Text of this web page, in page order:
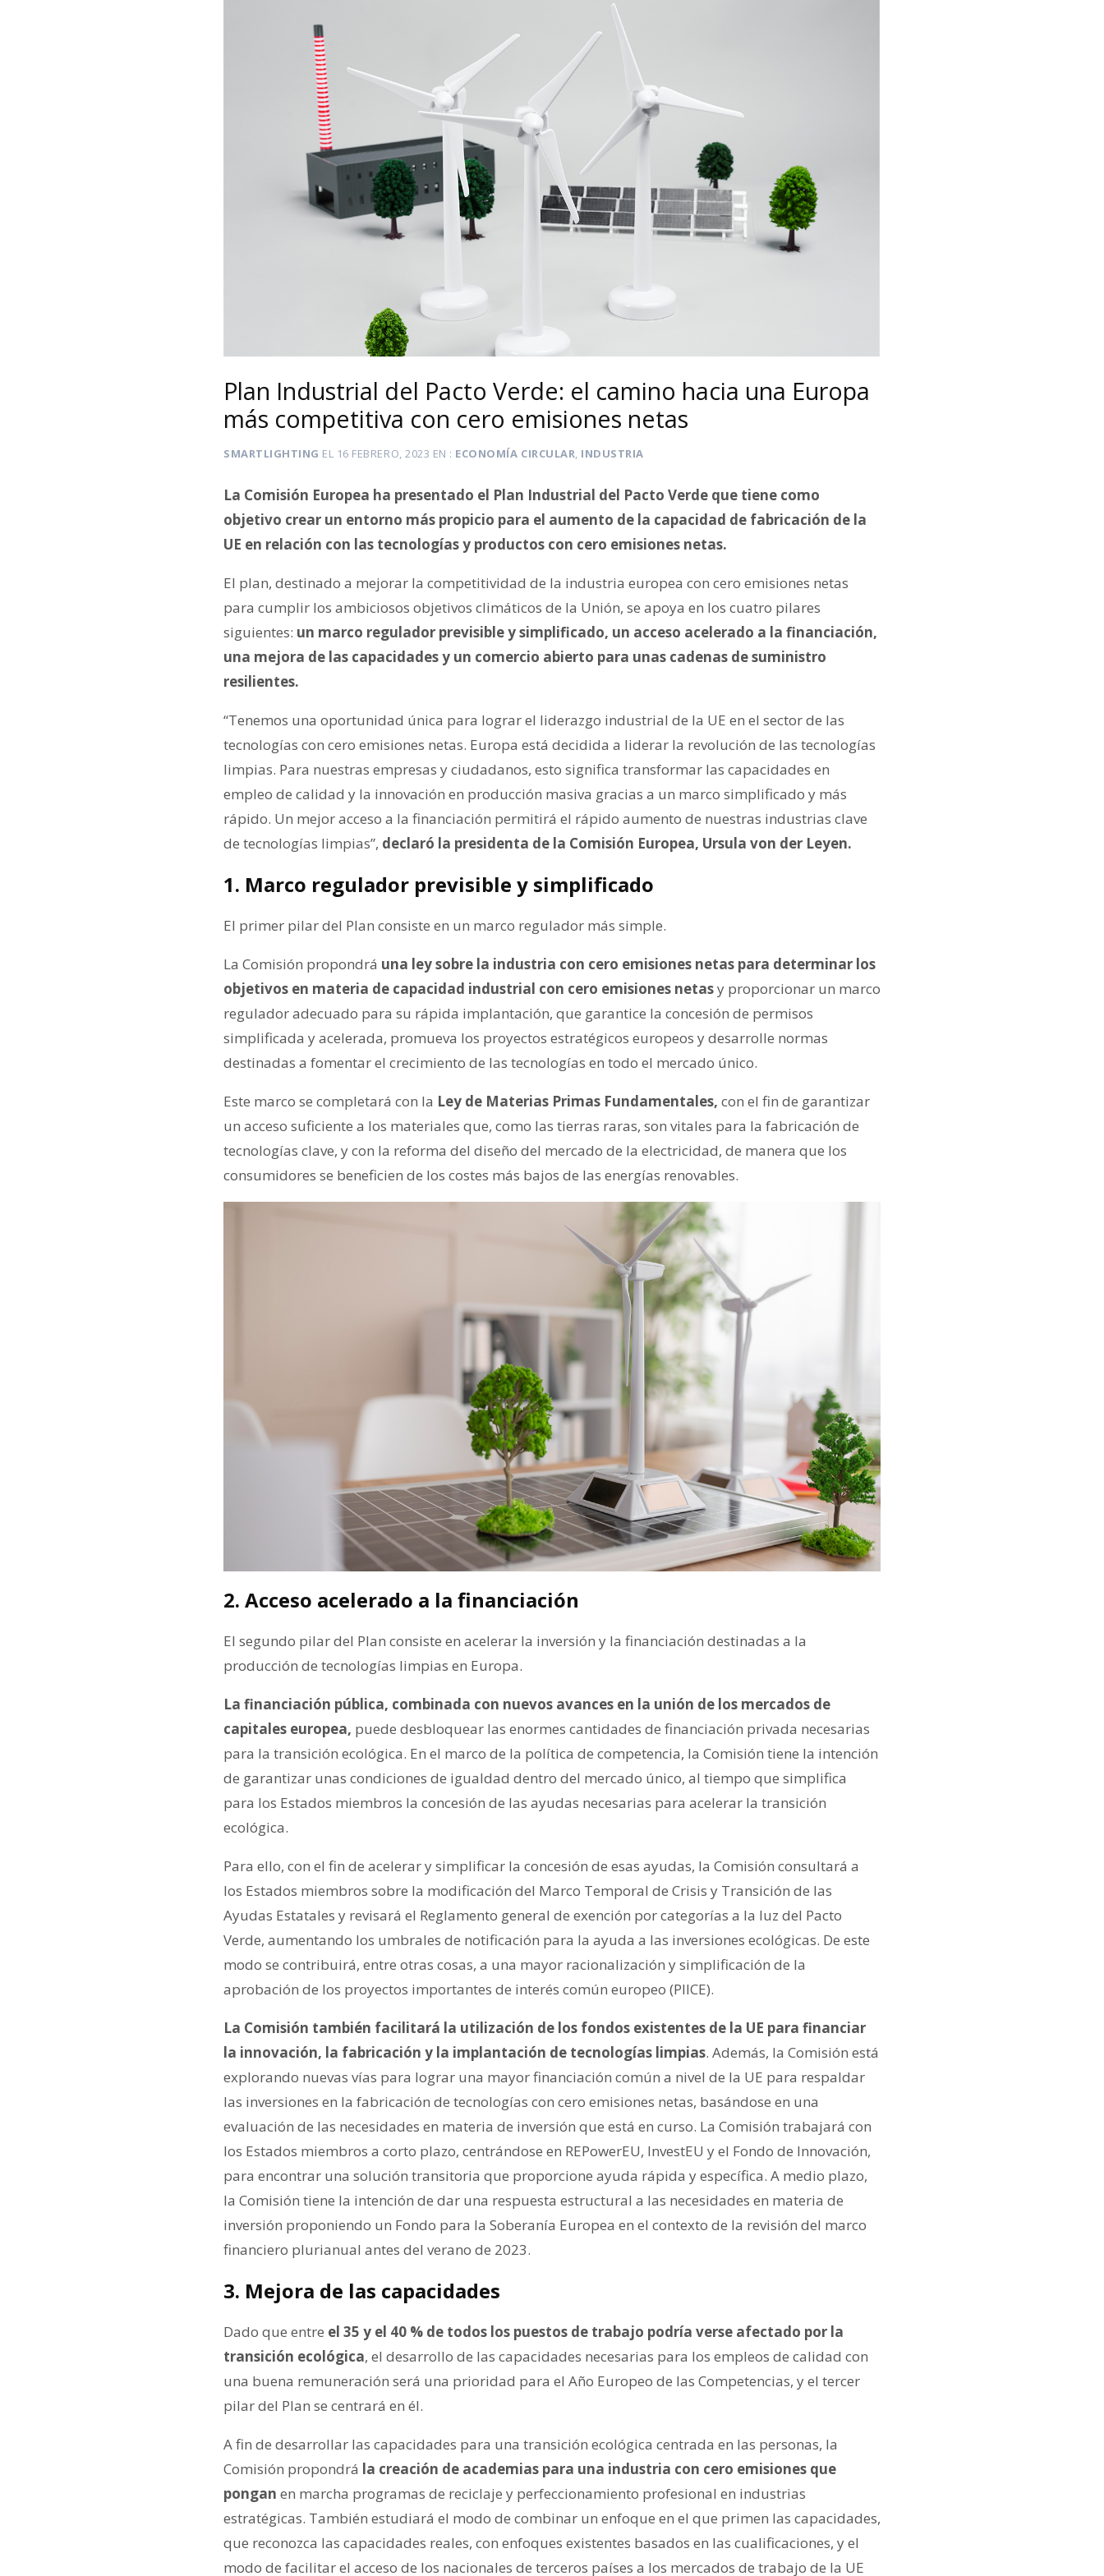
Plan Industrial del Pacto Verde: el camino hacia una Europa
más competitiva con cero emisiones netas
SMARTLIGHTING EL 16 FEBRERO, 2023 EN ECONOMÍA CIRCULAR, INDUSTRIA
La Comisión Europea ha presentado el Plan Industrial del Pacto Verde que tiene como
objetivo crear un entorno más propicio para el aumento de la capacidad de fabricación de la
UE en relación con las tecnologías y productos con cero emisiones netas.
El plan, destinado a mejorar la competitividad de la industria europea con cero emisiones netas
para cumplir los ambiciosos objetivos climáticos de la Unión, se apoya en los cuatro pilares
siguientes: un marco regulador previsible y simplificado, un acceso acelerado a la financiación,
una mejora de las capacidades y un comercio abierto para unas cadenas de suministro
resilientes.
“Tenemos una oportunidad única para lograr el liderazgo industrial de la UE en el sector de las
tecnologías con cero emisiones netas. Europa está decidida a liderar la revolución de las tecnologías
limpias. Para nuestras empresas y ciudadanos, esto significa transformar las capacidades en
empleo de calidad y la innovación en producción masiva gracias a un marco simplificado y más
rápido. Un mejor acceso a la financiación permitirá el rápido aumento de nuestras industrias clave
de tecnologías limpias”, declaró la presidenta de la Comisión Europea, Ursula von der Leyen.
1. Marco regulador previsible y simplificado
El primer pilar del Plan consiste en un marco regulador más simple.
La Comisión propondrá una ley sobre la industria con cero emisiones netas para determinar los
objetivos en materia de capacidad industrial con cero emisiones netasy proporcionar un marco
regulador adecuado para su rápida implantación, que garantice la concesión de permisos
simplificada y acelerada, promueva los proyectos estratégicos europeos y desarrolle normas
destinadas a fomentar el crecimiento de las tecnologías en todo el mercado único.
Este marco se completará con la Ley de Materias Primas Fundamentales, con el fin de garantizar
un acceso suficiente a los materiales que, como las tierras raras, son vitales para la fabricación de
tecnologías clave, y con la reforma del diseño del mercado de la electricidad, de manera que los
consumidores se beneficien de los costes más bajos de las energías renovables.
2. Acceso acelerado a la financiación
El segundo pilar del Plan consiste en acelerar la inversión y la financiación destinadas a la
producción de tecnologías limpias en Europa.
La financiación pública, combinada con nuevos avances en la unión de los mercados de
capitales europea, puede desbloquear las enormes cantidades de financiación privada necesarias
para la transición ecológica. En el marco de la política de competencia, la Comisión tiene la intención
de garantizar unas condiciones de igualdad dentro del mercado único, al tiempo que simplifica
para los Estados miembros la concesión de las ayudas necesarias para acelerar la transición
ecológica.
Para ello, con el fin de acelerar y simplificar la concesión de esas ayudas, la Comisión consultará a
los Estados miembros sobre la modificación del Marco Temporal de Crisis y Transición de las
Ayudas Estatales y revisará el Reglamento general de exención por categorías a la luz del Pacto
Verde, aumentando los umbrales de notificación para la ayuda a las inversiones ecológicas. De este
modo se contribuirá, entre otras cosas, a una mayor racionalización y simplificación de la
aprobación de los proyectos importantes de interés común europeo (PIICE).
La Comisión también facilitará la utilización de los fondos existentes de la UE para financiar
la innovación, la fabricación y la implantación de tecnologías limpias. Además, la Comisión está
explorando nuevas vías para lograr una mayor financiación común a nivel de la UE para respaldar
las inversiones en la fabricación de tecnologías con cero emisiones netas, basándose en una
evaluación de las necesidades en materia de inversión que está en curso. La Comisión trabajará con
los Estados miembros a corto plazo, centrándose en REPowerEU, InvestEU y el Fondo de Innovación,
para encontrar una solución transitoria que proporcione ayuda rápida y específica. A medio plazo,
la Comisión tiene la intención de dar una respuesta estructural a las necesidades en materia de
inversión proponiendo un Fondo para la Soberanía Europea en el contexto de la revisión del marco
financiero plurianual antes del verano de 2023.
3. Mejora de las capacidades
Dado que entre el 35 y el 40 % de todos los puestos de trabajo podría verse afectado por la
transición ecológica, el desarrollo de las capacidades necesarias para los empleos de calidad con
una buena remuneración será una prioridad para el Año Europeo de las Competencias, y el tercer
pilar del Plan se centrará en él.
A fin de desarrollar las capacidades para una transición ecológica centrada en las personas, la
Comisión propondrá la creación de academias para una industria con cero emisiones que
pongan en marcha programas de reciclaje y perfeccionamiento profesional en industrias
estratégicas. También estudiará el modo de combinar un enfoque en el que primen las capacidades,
que reconozca las capacidades reales, con enfoques existentes basados en las cualificaciones, y el
modo de facilitar el acceso de los nacionales de terceros países a los mercados de trabajo de la UE